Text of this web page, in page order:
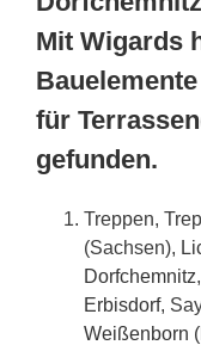
Mit Wigards
für
gefunden.
Treppen,
(Sachsen),
Dorfchemnitz,
Erbisdorf,
Weißenborn